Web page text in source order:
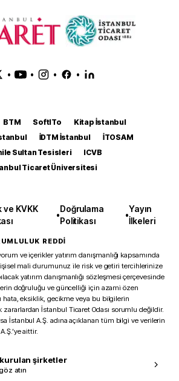
• • • •
BTM SoftITo
Kitap İstanbul
İDTM İstanbul
İTOSAM
Sultan Tesisleri
ICVB
Ticaret Üniversitesi
ve KVKK
•
Doğrulama
Politikası
•
Yayın
İlkeleri
REDDİ
ve içerikler yatırım danışmanlığı kapsamında
kişisel mali durumunuz ile risk ve getiri tercihlerinize
yatırım danışmanlığı sözleşmesi çerçevesinde
doğruluğu ve güncelliği için azami özen
hata, eksiklik, gecikme veya bu bilgilerin
zararlardan İstanbul Ticaret Odası sorumlu değildir.
İstanbul A.Ş. adına açıklanan tüm bilgi ve verilerin
aittir.
kurulan şirketler
atın